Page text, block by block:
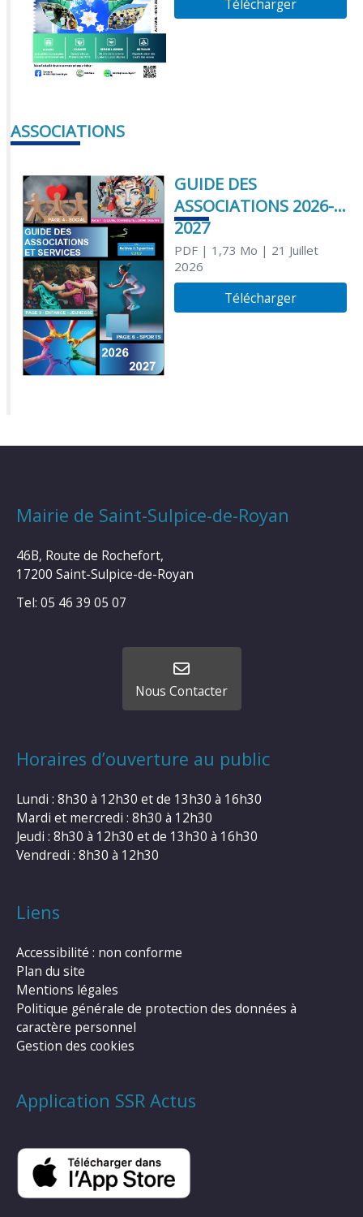
Télécharger
ASSOCIATIONS
GUIDE DES
ASSOCIATIONS 2026-
2027
PDF| 1,73 Mo | 21 Juillet
2026
Télécharger
Mairie de Saint-Sulpice-de-Royan
46B, Route de Rochefort,
17200 Saint-Sulpice-de-Royan
Tel: 05 46 39 05 07
Nous Contacter
Horaires d’ouverture au public
Lundi : 8h30 à 12h30 et de 13h30 à 16h30
Mardi et mercredi : 8h30 à 12h30
Jeudi : 8h30 à 12h30 et de 13h30 à 16h30
Vendredi : 8h30 à 12h30
Liens
Accessibilité : non conforme
Plan du site
Mentions légales
Politique générale de protection des données à
caractère personnel
Gestion des cookies
Application SSR Actus